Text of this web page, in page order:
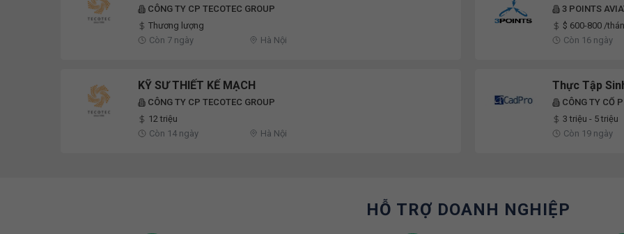
CÔNG TY CP TECOTEC GROUP
Thương lượng
Còn 7 ngày
Hà Nội
3 POINTS
$ 600-800 /
Còn 16 ngày
KỸ SƯ THIẾT KẾ MẠCH
CÔNG TY CP TECOTEC GROUP
12 triệu
Còn 14 ngày
Hà Nội
Thực Tập
CÔNG TY CỔ
3 triệu - 5 triệu
Còn 19 ngày
HỖ TRỢ DOANH NGHIỆP